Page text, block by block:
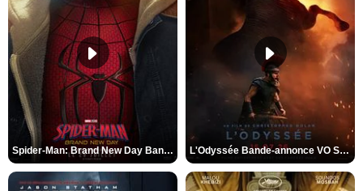
Spider-Man: Brand New Day Bande-annonce VO STFR L'Odyssée Bande-annonce VO STFR